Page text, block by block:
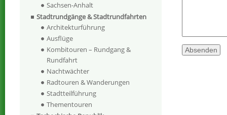
Sachsen-Anhalt
Stadtrundgänge & Stadtrundfahrten
Architekturführung
Ausflüge
Kombitouren – Rundgang &
Rundfahrt
Nachtwächter
Radtouren & Wanderungen
Stadtteilführung
Thementouren